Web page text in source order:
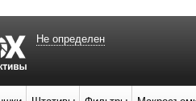
Не определен